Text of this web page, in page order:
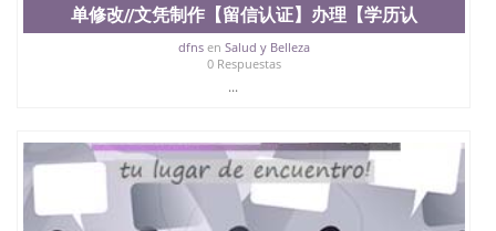
6、客户确认收到结果，付余款。 我们对海外大学及
学院的毕业证成绩单所使用的材料，尺寸大小，防伪
结构（包括：水印，阴影底纹，钢印LOGO烫金烫
银，LOGO烫金烫银复合重叠。 文字图案浮雕，激光
海外学校留学中介， 同时能做到与时俱进，及时掌握
各大院校的（毕业证，成绩单，资格证，学生卡，结
业证，录取通知书，在读证明等相关材料）的版本更
新信息， 能够在时间掌握的海外学历文凭的样版，尺
单修改//文凭制作【留信认证】办理【学历认
dfnsen Salud y Belleza
0 Respuestas
...